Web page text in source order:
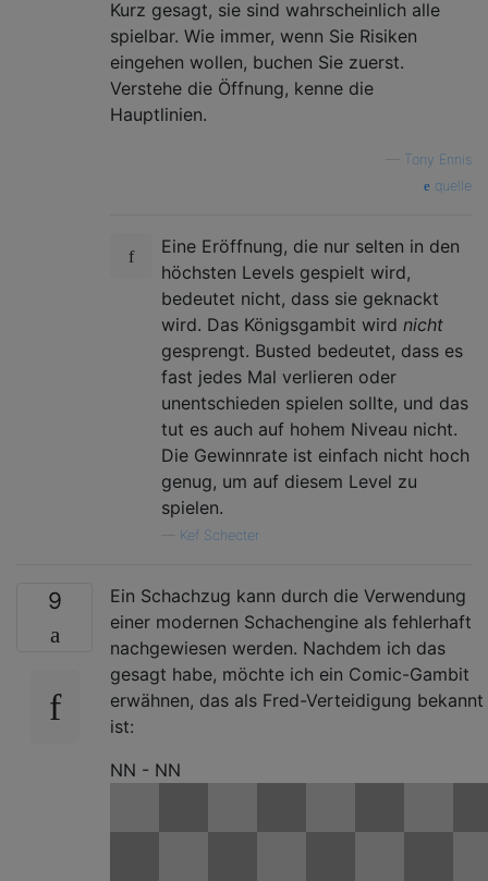
Kurz gesagt, sie sind wahrscheinlich alle
spielbar. Wie immer, wenn Sie Risiken
eingehen wollen, buchen Sie zuerst.
Verstehe die Öffnung, kenne die
Hauptlinien.
Tony Ennis
quelle
Eine Eröffnung, die nur selten in den
höchsten Levels gespielt wird,
bedeutet nicht, dass sie geknackt
wird. Das Königsgambit wird nicht
gesprengt. Busted bedeutet, dass es
fast jedes Mal verlieren oder
unentschieden spielen sollte, und das
tut es auch auf hohem Niveau nicht.
Die Gewinnrate ist einfach nicht hoch
genug, um auf diesem Level zu
spielen.
Kef Schecter
9
Ein Schachzug kann durch die Verwendung
einer modernen Schachengine als fehlerhaft
nachgewiesen werden. Nachdem ich das
gesagt habe, möchte ich ein Comic-Gambit
erwähnen, das als Fred-Verteidigung bekannt
ist:
NN - NN